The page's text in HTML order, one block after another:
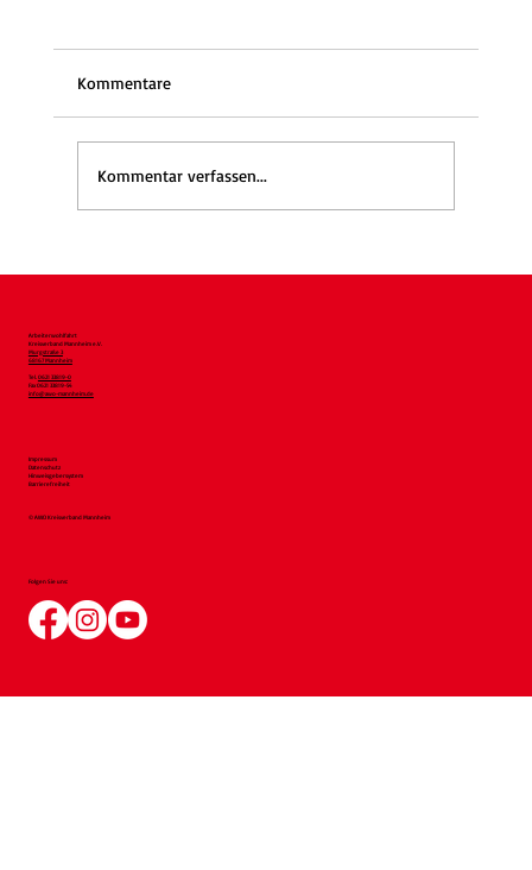
Kommentare
Kommentar verfassen...
Arbeiterwohlfahrt
Kreisverband Mannheim e.V.
Murgstraße 3
68167 Mannheim
Tel. 0621 33819-0
Fax 0621 33819-54
info@awo-mannheim.de
Impressum
Datenschutz
Hinweisgebersystem
Barrierefreiheit
© AWO Kreisverband Mannheim
Folgen Sie uns: